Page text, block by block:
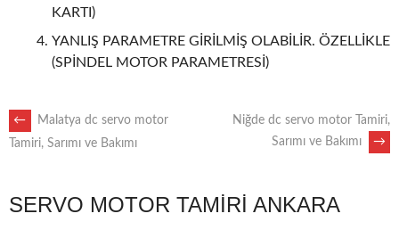
KARTI)
YANLIŞ PARAMETRE GİRİLMİŞ OLABİLİR. ÖZELLİKLE
(SPİNDEL MOTOR PARAMETRESİ)
POST
←
Malatya dc servo motor
Tamiri, Sarımı ve Bakımı
Niğde dc servo motor Tamiri,
Sarımı ve Bakımı
→
SERVO MOTOR TAMIRI ANKARA